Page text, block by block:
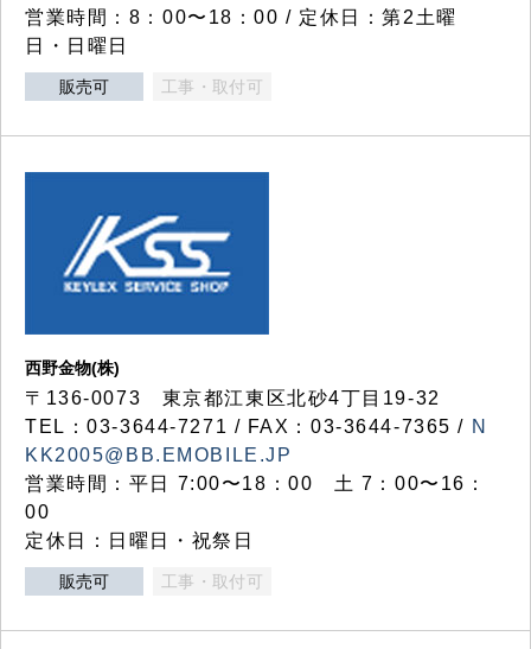
営業時間：8：00〜18：00 / 定休日：第2土曜
日・日曜日
販売可 工事・取付可
西野金物(株)
〒136-0073 東京都江東区北砂4丁目19-32
TEL：03‐3644‐7271 / FAX：03-3644-7365 / N
KK2005@BB.EMOBILE.JP
営業時間：平日 7:00〜18：00 土 7：00〜16：
00
定休日：日曜日・祝祭日
販売可 工事・取付可